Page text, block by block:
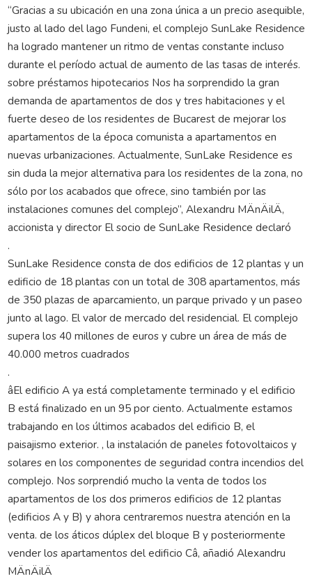
“Gracias a su ubicación en una zona única a un precio asequible,
justo al lado del lago Fundeni, el complejo SunLake Residence
ha logrado mantener un ritmo de ventas constante incluso
durante el período actual de aumento de las tasas de interés.
sobre préstamos hipotecarios Nos ha sorprendido la gran
demanda de apartamentos de dos y tres habitaciones y el
fuerte deseo de los residentes de Bucarest de mejorar los
apartamentos de la época comunista a apartamentos en
nuevas urbanizaciones. Actualmente, SunLake Residence es
sin duda la mejor alternativa para los residentes de la zona, no
sólo por los acabados que ofrece, sino también por las
instalaciones comunes del complejo”, Alexandru MÄnÄilÄ,
accionista y director El socio de SunLake Residence declaró
.
SunLake Residence consta de dos edificios de 12 plantas y un
edificio de 18 plantas con un total de 308 apartamentos, más
de 350 plazas de aparcamiento, un parque privado y un paseo
junto al lago. El valor de mercado del residencial. El complejo
supera los 40 millones de euros y cubre un área de más de
40.000 metros cuadrados
.
âEl edificio A ya está completamente terminado y el edificio
B está finalizado en un 95 por ciento. Actualmente estamos
trabajando en los últimos acabados del edificio B, el
paisajismo exterior. , la instalación de paneles fotovoltaicos y
solares en los componentes de seguridad contra incendios del
complejo. Nos sorprendió mucho la venta de todos los
apartamentos de los dos primeros edificios de 12 plantas
(edificios A y B) y ahora centraremos nuestra atención en la
venta. de los áticos dúplex del bloque B y posteriormente
vender los apartamentos del edificio Câ, añadió Alexandru
MÄnÄilÄ